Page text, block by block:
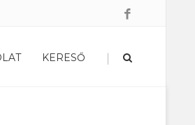
KERESŐ |